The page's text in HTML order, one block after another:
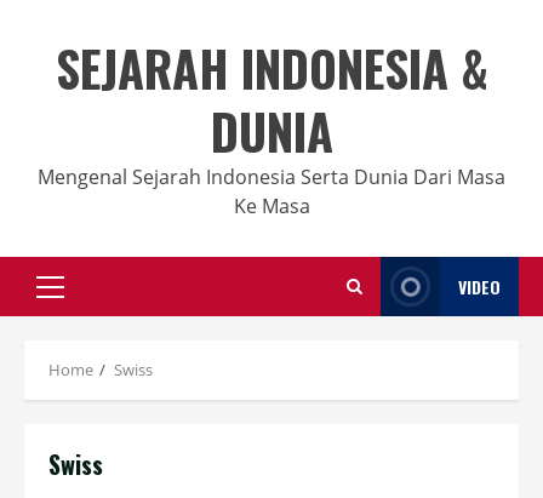
contentSEJARAH INDONESIA &
DUNIA
Mengenal Sejarah Indonesia Serta Dunia Dari Masa
Ke Masa
Primary
Menu
VIDEO
Home Swiss
Swiss